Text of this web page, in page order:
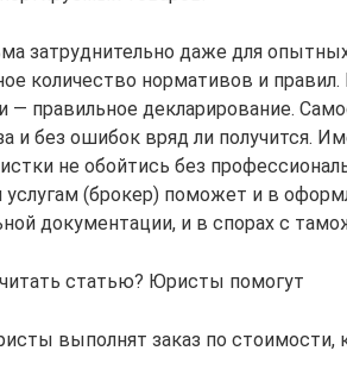
затруднительно даже для
количество нормативов и правил.
— правильное декларирование.
и без ошибок вряд ли получится.
не обойтись без
(брокер) поможет и в
документации, и в спорах с
статью? Юристы помогут
выполнят заказ по